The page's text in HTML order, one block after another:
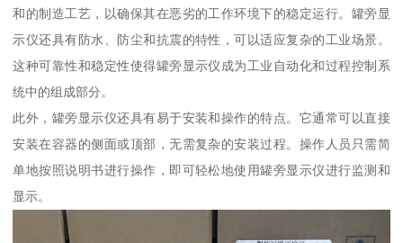
和的制造工艺，以确保其在恶劣的工作环境下的稳定运行。罐旁显
示仪还具有防水、防尘和抗震的特性，可以适应复杂的工业场景。
这种可靠性和稳定性使得罐旁显示仪成为工业自动化和过程控制系
统中的组成部分。
此外，罐旁显示仪还具有易于安装和操作的特点。它通常可以直接
安装在容器的侧面或顶部，无需复杂的安装过程。操作人员只需简
单地按照说明书进行操作，即可轻松地使用罐旁显示仪进行监测和
显示。